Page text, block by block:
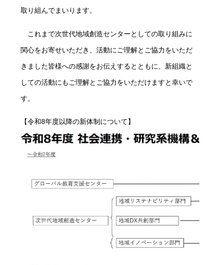
取り組んでまいります。
これまで次世代地域創造センターとしての取り組みに
関心をお寄せいただき、活動にご理解とご協力をいただ
きました皆様への感謝をお伝えするとともに、新組織と
しての活動にもご理解とご協力をいただけますと幸いで
す。
【令和8年度以降の新体制について】